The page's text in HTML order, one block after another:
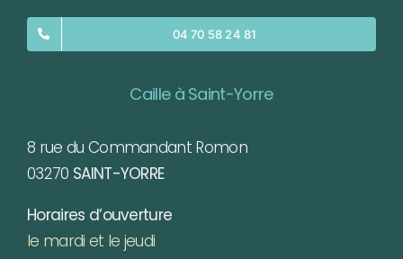
04 70 58 24 81
Caille à Saint-Yorre
8 rue du Commandant Romon
03270 SAINT-YORRE
Horaires d’ouverture
le mardi et le jeudi